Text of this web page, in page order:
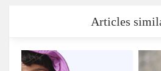
Articles